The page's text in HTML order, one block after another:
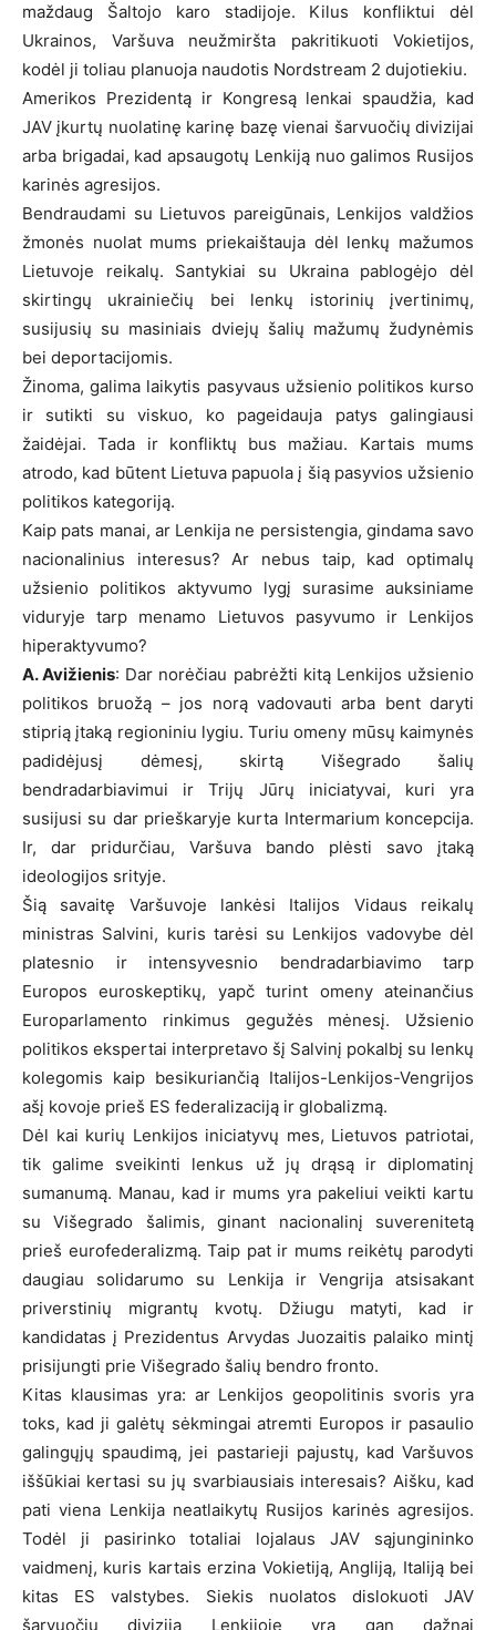
maždaug Šaltojo karo stadijoje. Kilus konfliktui dėl
Ukrainos, Varšuva neužmiršta pakritikuoti Vokietijos,
kodėl ji toliau planuoja naudotis Nordstream 2 dujotiekiu.
Amerikos Prezidentą ir Kongresą lenkai spaudžia, kad
JAV įkurtų nuolatinę karinę bazę vienai šarvuočių divizijai
arba brigadai, kad apsaugotų Lenkiją nuo galimos Rusijos
karinės agresijos.
Bendraudami su Lietuvos pareigūnais, Lenkijos valdžios
žmonės nuolat mums priekaištauja dėl lenkų mažumos
Lietuvoje reikalų. Santykiai su Ukraina pablogėjo dėl
skirtingų ukrainiečių bei lenkų istorinių įvertinimų,
susijusių su masiniais dviejų šalių mažumų žudynėmis
bei deportacijomis.
Žinoma, galima laikytis pasyvaus užsienio politikos kurso
ir sutikti su viskuo, ko pageidauja patys galingiausi
žaidėjai. Tada ir konfliktų bus mažiau. Kartais mums
atrodo, kad būtent Lietuva papuola į šią pasyvios užsienio
politikos kategoriją.
Kaip pats manai, ar Lenkija ne persistengia, gindama savo
nacionalinius interesus? Ar nebus taip, kad optimalų
užsienio politikos aktyvumo lygį surasime auksiniame
viduryje tarp menamo Lietuvos pasyvumo ir Lenkijos
hiperaktyvumo?
A. Avižienis: Dar norėčiau pabrėžti kitą Lenkijos užsienio
politikos bruožą – jos norą vadovauti arba bent daryti
stiprią įtaką regioniniu lygiu. Turiu omeny mūsų kaimynės
padidėjusį dėmesį, skirtą Višegrado šalių
bendradarbiavimui ir Trijų Jūrų iniciatyvai, kuri yra
susijusi su dar prieškaryje kurta Intermarium koncepcija.
Ir, dar pridurčiau, Varšuva bando plėsti savo įtaką
ideologijos srityje.
Šią savaitę Varšuvoje lankėsi Italijos Vidaus reikalų
ministras Salvini, kuris tarėsi su Lenkijos vadovybe dėl
platesnio ir intensyvesnio bendradarbiavimo tarp
Europos euroskeptikų, yapč turint omeny ateinančius
Europarlamento rinkimus gegužės mėnesį. Užsienio
politikos ekspertai interpretavo šį Salvinį pokalbį su lenkų
kolegomis kaip besikuriančią Italijos-Lenkijos-Vengrijos
ašį kovoje prieš ES federalizaciją ir globalizmą.
Dėl kai kurių Lenkijos iniciatyvų mes, Lietuvos patriotai,
tik galime sveikinti lenkus už jų drąsą ir diplomatinį
sumanumą. Manau, kad ir mums yra pakeliui veikti kartu
su Višegrado šalimis, ginant nacionalinį suverenitetą
prieš eurofederalizmą. Taip pat ir mums reikėtų parodyti
daugiau solidarumo su Lenkija ir Vengrija atsisakant
priverstinių migrantų kvotų. Džiugu matyti, kad ir
kandidatas į Prezidentus Arvydas Juozaitis palaiko mintį
prisijungti prie Višegrado šalių bendro fronto.
Kitas klausimas yra: ar Lenkijos geopolitinis svoris yra
toks, kad ji galėtų sėkmingai atremti Europos ir pasaulio
galingųjų spaudimą, jei pastarieji pajustų, kad Varšuvos
iššūkiai kertasi su jų svarbiausiais interesais? Aišku, kad
pati viena Lenkija neatlaikytų Rusijos karinės agresijos.
Todėl ji pasirinko totaliai lojalaus JAV sąjungininko
vaidmenį, kuris kartais erzina Vokietiją, Angliją, Italiją bei
kitas ES valstybes. Siekis nuolatos dislokuoti JAV
šarvuočių diviziją Lenkijoje yra gan dažnai